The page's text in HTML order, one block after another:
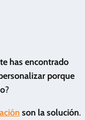
te has encontrado
porque
?
son la solución.